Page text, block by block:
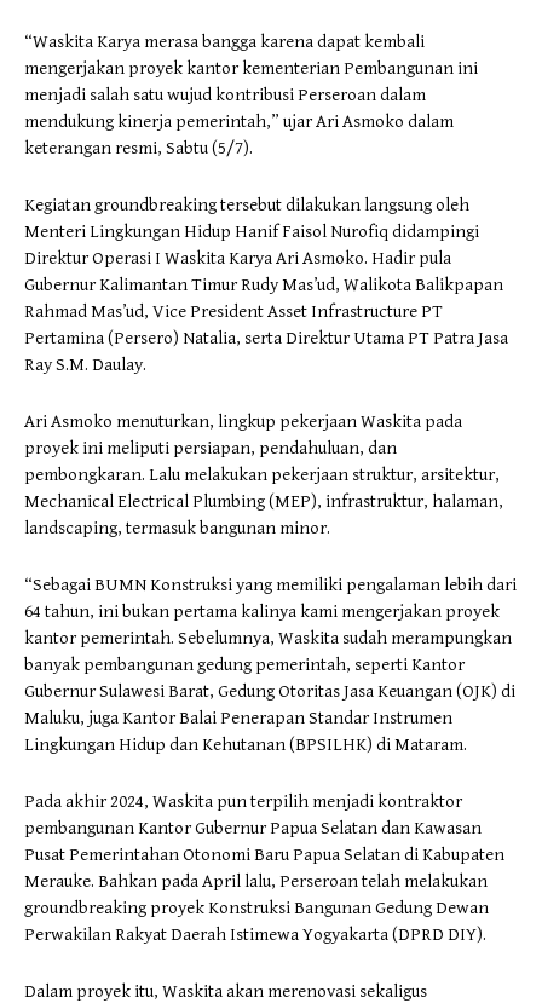
“Waskita Karya merasa bangga karena dapat kembali
mengerjakan proyek kantor kementerian Pembangunan ini
menjadi salah satu wujud kontribusi Perseroan dalam
mendukung kinerja pemerintah,” ujar Ari Asmoko dalam
keterangan resmi, Sabtu (5/7).
Kegiatan groundbreaking tersebut dilakukan langsung oleh
Menteri Lingkungan Hidup Hanif Faisol Nurofiq didampingi
Direktur Operasi I Waskita Karya Ari Asmoko. Hadir pula
Gubernur Kalimantan Timur Rudy Mas’ud, Walikota Balikpapan
Rahmad Mas’ud, Vice President Asset Infrastructure PT
Pertamina (Persero) Natalia, serta Direktur Utama PT Patra Jasa
Ray S.M. Daulay.
Ari Asmoko menuturkan, lingkup pekerjaan Waskita pada
proyek ini meliputi persiapan, pendahuluan, dan
pembongkaran. Lalu melakukan pekerjaan struktur, arsitektur,
Mechanical Electrical Plumbing (MEP), infrastruktur, halaman,
landscaping, termasuk bangunan minor.
“Sebagai BUMN Konstruksi yang memiliki pengalaman lebih dari
64 tahun, ini bukan pertama kalinya kami mengerjakan proyek
kantor pemerintah. Sebelumnya, Waskita sudah merampungkan
banyak pembangunan gedung pemerintah, seperti Kantor
Gubernur Sulawesi Barat, Gedung Otoritas Jasa Keuangan (OJK) di
Maluku, juga Kantor Balai Penerapan Standar Instrumen
Lingkungan Hidup dan Kehutanan (BPSILHK) di Mataram.
Pada akhir 2024, Waskita pun terpilih menjadi kontraktor
pembangunan Kantor Gubernur Papua Selatan dan Kawasan
Pusat Pemerintahan Otonomi Baru Papua Selatan di Kabupaten
Merauke. Bahkan pada April lalu, Perseroan telah melakukan
groundbreaking proyek Konstruksi Bangunan Gedung Dewan
Perwakilan Rakyat Daerah Istimewa Yogyakarta (DPRD DIY).
Dalam proyek itu, Waskita akan merenovasi sekaligus